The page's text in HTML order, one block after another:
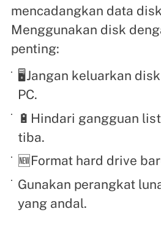
mencadangkan data
Menggunakan disk
penting:
🖥️Jangan keluarkan
PC.
🔋Hindari gangguan
tiba.
🆕Format hard drive
Gunakan perangkat
yang andal.